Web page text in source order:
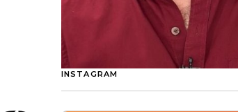
INSTAGRAM